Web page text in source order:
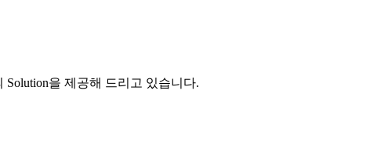
을 제공해 드리고 있습니다.